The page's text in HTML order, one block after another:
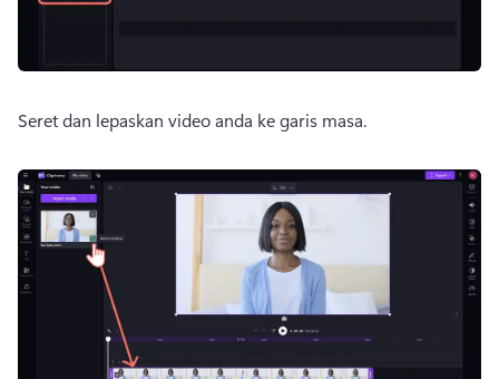
Seret dan lepaskan video anda ke garis masa.